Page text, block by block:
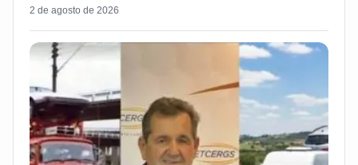
2 de agosto de 2026